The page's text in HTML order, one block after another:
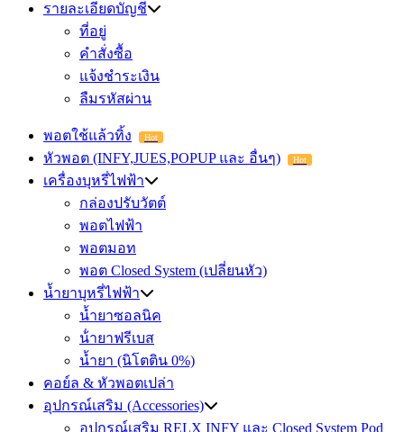
รายละเอียดบัญชี
ที่อยู่
คำสั่งซื้อ
แจ้งชำระเงิน
ลืมรหัสผ่าน
พอตใช้แล้วทิ้ง Hot
หัวพอต (INFY,JUES,POPUP และ อื่นๆ) Hot
เครื่องบุหรี่ไฟฟ้า
กล่องปรับวัตต์
พอตไฟฟ้า
พอตมอท
พอต Closed System (เปลี่ยนหัว)
น้ำยาบุหรี่ไฟฟ้า
น้ำยาซอลนิค
น้ํายาฟรีเบส
น้ำยา (นิโตติน 0%)
คอย์ล & หัวพอตเปล่า
อุปกรณ์เสริม (Accessories)
อุปกรณ์เสริม RELX INFY และ Closed System Pod